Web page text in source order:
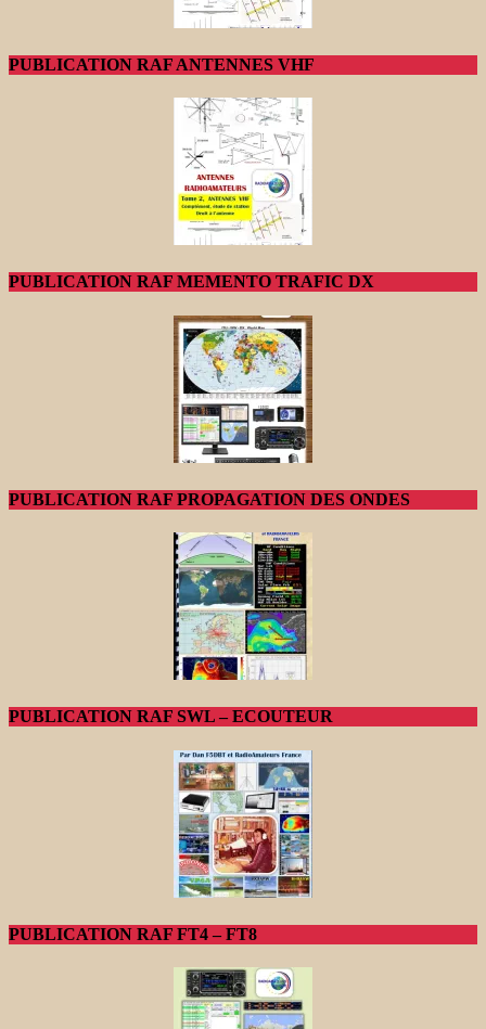
PUBLICATION RAF ANTENNES VHF
PUBLICATION RAF MEMENTO TRAFIC DX
PUBLICATION RAF PROPAGATION DES ONDES
PUBLICATION RAF SWL – ECOUTEUR
PUBLICATION RAF FT4 – FT8